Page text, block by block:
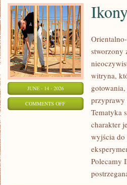
JUNE - 14 - 2026
COMMENTS OFFON
PERFUMERYJNE
stworzony
witryna,
przyprawy
Tematyka
charakter
wyjścia do
Polecamy